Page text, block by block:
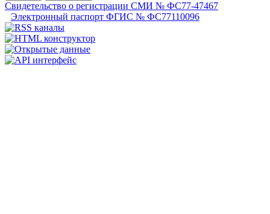
Свидетельство о регистрации СМИ № ФС77-47467
Электронный паспорт ФГИС № ФС77110096